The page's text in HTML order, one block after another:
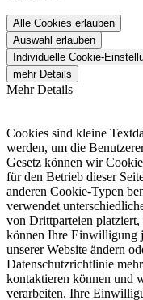
Alle Cookies erlauben
Auswahl erlauben
Individuelle Cookie-
mehr Details
Mehr Details
Cookies sind kleine
werden, um die
Gesetz können wir
für den Betrieb dieser
anderen Cookie-Typen
verwendet
von Drittparteien platziert,
können Ihre Einwilligung
unserer Website ändern
Datenschutzrichtlinie
kontaktieren können und
verarbeiten. Ihre